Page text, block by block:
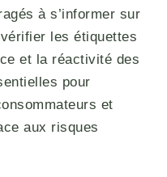
à s’informer sur
les étiquettes
et la réactivité des
pour
et
aux risques